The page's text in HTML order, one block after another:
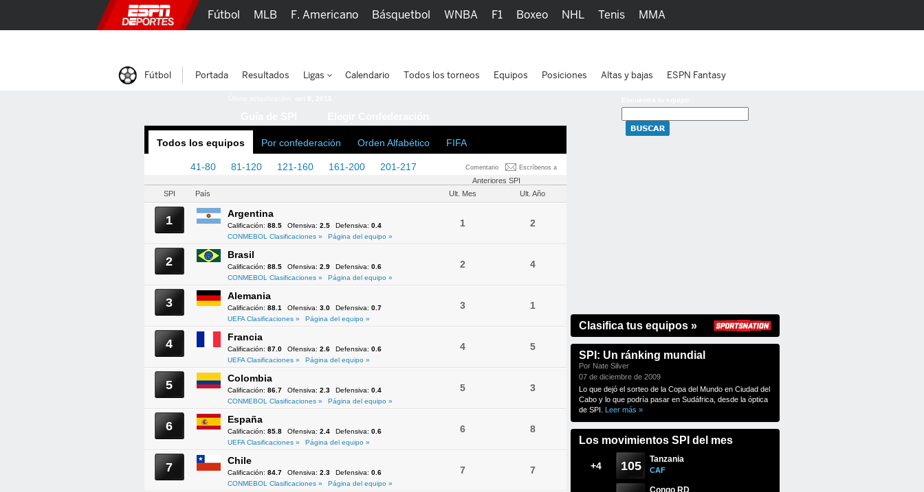
Todos los equipos Por confederación Orden Alfabético FIFA
Comentario Escríbenos a
41-80 81-120 121-160 161-200 201-217
Anteriores SPI
SPI
País Ult. Mes Ult. Año
1 Argentina
Calificación: 88.5 Ofensiva: 2.5 Defensiva: 0.4
CONMEBOL Clasificaciones »
Página del equipo »
1 2
2 Brasil
Calificación: 88.5 Ofensiva: 2.9 Defensiva: 0.6
CONMEBOL Clasificaciones »
Página del equipo »
2 4
3 Alemania
Calificación: 88.1 Ofensiva: 3.0 Defensiva: 0.7
UEFA Clasificaciones »
Página del equipo »
3 1
4 Francia
Calificación: 87.0 Ofensiva: 2.6 Defensiva: 0.6
UEFA Clasificaciones »
Página del equipo »
4 5
5 Colombia
Calificación: 86.7 Ofensiva: 2.3 Defensiva: 0.4
CONMEBOL Clasificaciones »
Página del equipo »
5 3
6 España
Calificación: 85.8 Ofensiva: 2.4 Defensiva: 0.6
UEFA Clasificaciones »
Página del equipo »
6 8
7 Chile
Calificación: 84.7 Ofensiva: 2.3 Defensiva: 0.6
CONMEBOL Clasificaciones »
Página del equipo »
7 7
Clasifica tus equipos »
SPI: Un ránking mundial
Por Nate Silver
07 de diciembre de 2009
Lo que dejó el sorteo de la Copa del Mundo en Ciudad del
Cabo y lo que podría pasar en Sudáfrica, desde la óptica
de SPI. Leer más »
Los movimientos SPI del mes
+4 105 Tanzania
CAF
Congo RD
Fútbol MLB F. Americano Básquetbol WNBA F1 Boxeo NHL Tenis MMA
Fútbol Portada Resultados Ligas Calendario Todos los torneos Equipos Posiciones Altas y bajas ESPN Fantasy